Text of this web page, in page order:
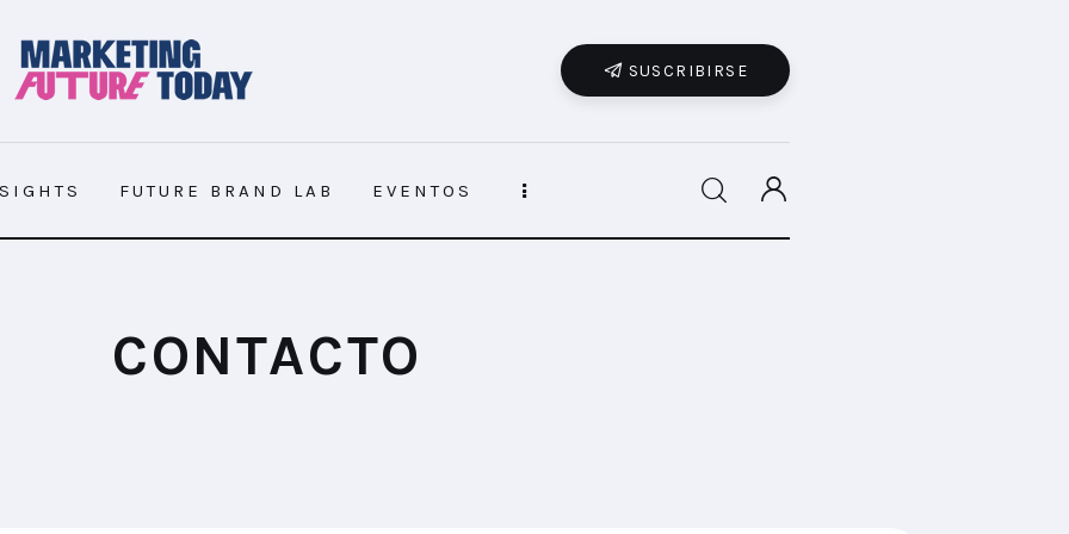
SUSCRIBIRSE
FUTURE BRAND LAB EVENTOS
CONTACTO